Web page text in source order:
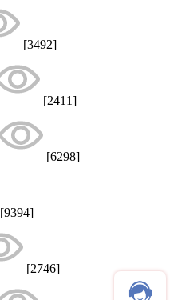
[3492]
[2411]
[6298]
[9394]
[2746]